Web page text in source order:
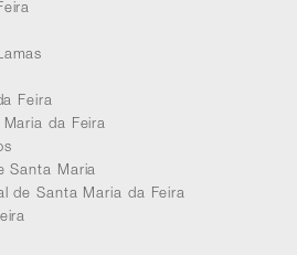
Feira
da Feira
Santa Maria
de Santa Maria da Feira